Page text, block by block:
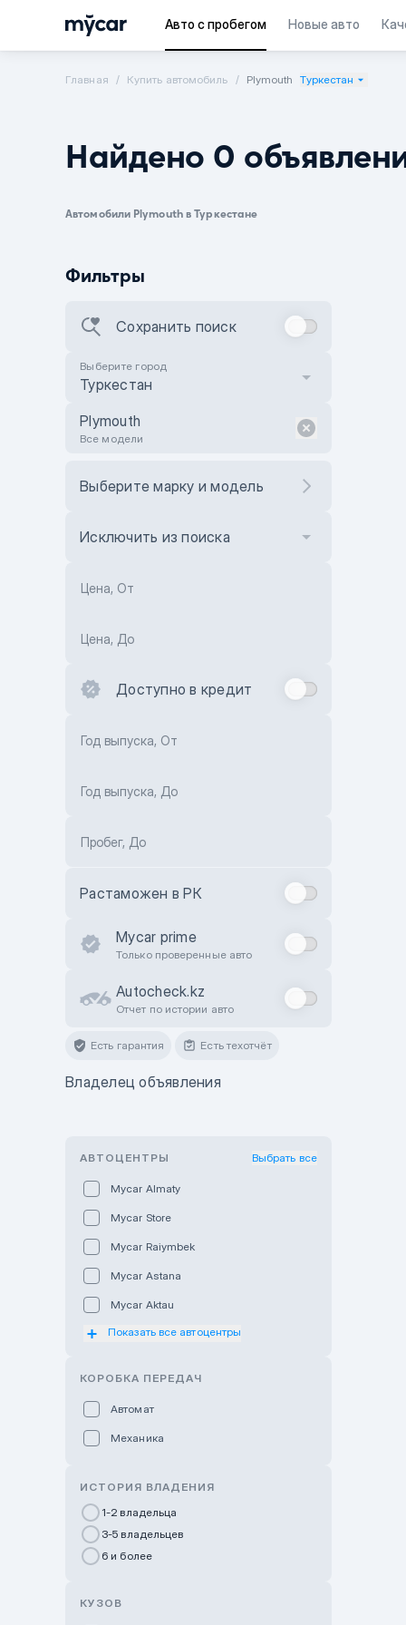
Авто с пробегом Новые авто
Главная Купить автомобиль Plymouth Туркестан
Найдено 0
Автомобили Plymouth в Туркестане
Фильтры
Сохранить поиск
Выберите город
Туркестан
Plymouth
Все модели
Выберите марку и модель
Исключить из поиска
Цена, От
Цена, До
Доступно в кредит
Год выпуска, От
Год выпуска, До
Пробег, До
Растаможен в РК
Mycar prime
Только проверенные авто
Autocheck.kz
Отчет по истории авто
Есть гарантия Есть техотчёт
Владелец объявления
АВТОЦЕНТРЫ Выбрать все
Mycar Almaty
Mycar Store
Mycar Raiymbek
Mycar Astana
Mycar Aktau
Mycar Uralsk
GWM Nurly Zhol
Chery Astana
Показать все автоцентры
КОРОБКА ПЕРЕДАЧ
Автомат
Механика
ИСТОРИЯ ВЛАДЕНИЯ
1-2 владельца
3-5 владельцев
6 и более
КУЗОВ